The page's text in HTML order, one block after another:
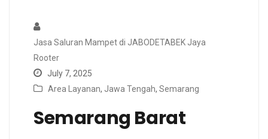
Jasa Saluran Mampet di JABODETABEK Jaya
Rooter
July 7, 2025
Area Layanan, Jawa Tengah, Semarang
Semarang Barat